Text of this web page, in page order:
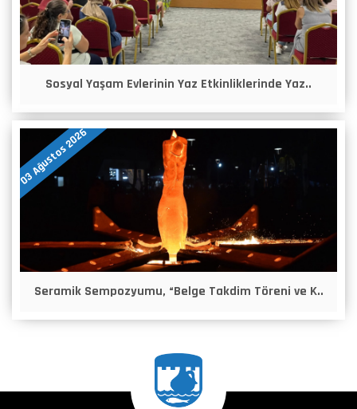
Sosyal Yaşam Evlerinin Yaz Etkinliklerinde Yaz..
03 Ağustos 2026
Seramik Sempozyumu, “Belge Takdim Töreni ve K..